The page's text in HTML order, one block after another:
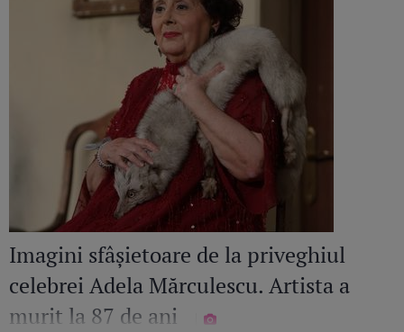
Imagini sfâșietoare de la priveghiul
celebrei Adela Mărculescu. Artista a
murit la 87 de ani